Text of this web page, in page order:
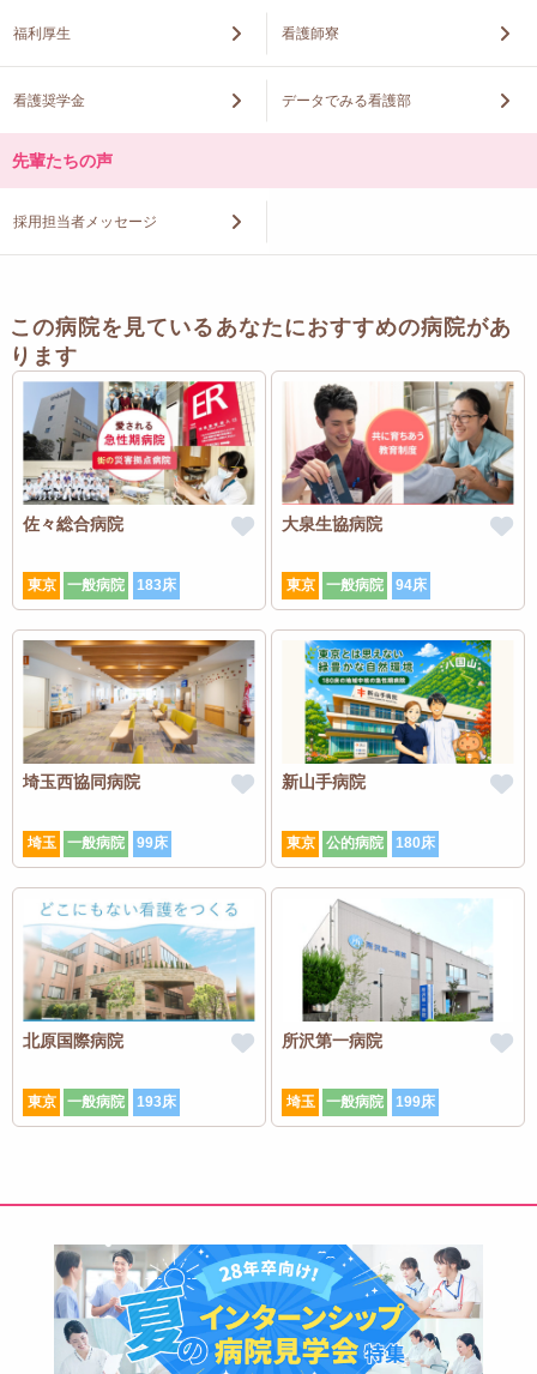
福利厚生 看護師寮
看護奨学金 データでみる看護部
先輩たちの声
採用担当者メッセージ
この病院を見ているあなたにおすすめの病院があ
ります
佐々総合病院
東京 一般病院 183床
大泉生協病院
東京 一般病院 94床
埼玉西協同病院
埼玉 一般病院 99床
新山手病院
東京 公的病院 180床
北原国際病院
東京 一般病院 193床
所沢第一病院
埼玉 一般病院 199床